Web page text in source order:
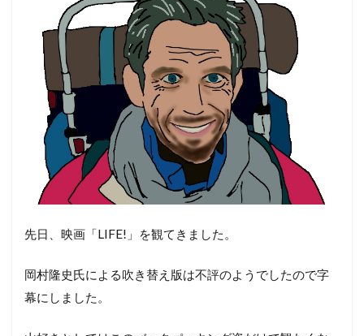
先日、映画「LIFE!」を観てきました。
岡村隆史氏による吹き替え版は不評のようでしたので字
幕にしました。